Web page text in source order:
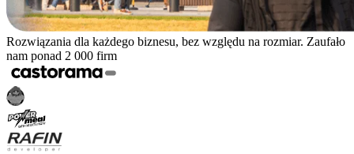
Rozwiązania dla każdego biznesu, bez względu na rozmiar. Zaufało
nam ponad 2 000 firm